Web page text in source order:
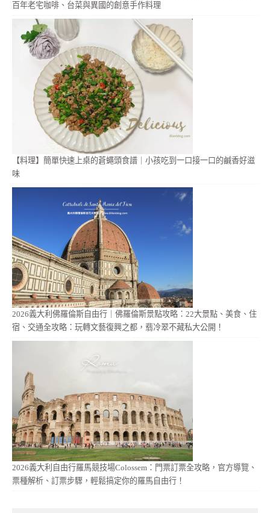
百年老宅咖啡、台菜與異國的創意手作料理
【料理】簡單快速上桌的蒼蠅頭食譜｜小孩吃到一口接一口的鹹香好滋
味
2026義大利佛羅倫斯自由行｜佛羅倫斯景點攻略：22大景點、美食、住
宿、交通全攻略：玩轉文藝復興之都，翡冷翠不藏私大公開！
2026義大利自由行羅馬競技場Colossem：門票訂票全攻略，官方導覽、
票種解析、訂票步驟，輕鬆搞定你的羅馬自由行！